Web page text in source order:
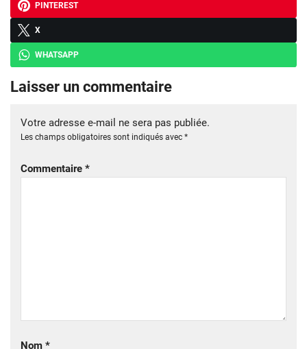
PINTEREST
X
WHATSAPP
Laisser un commentaire
Votre adresse e-mail ne sera pas publiée.
Les champs obligatoires sont indiqués avec *
Commentaire *
Nom *